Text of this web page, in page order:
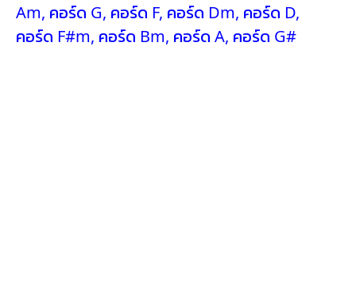
Am, คอร์ด G, คอร์ด F, คอร์ด Dm, คอร์ด D,
คอร์ด F#m, คอร์ด Bm, คอร์ด A, คอร์ด G#